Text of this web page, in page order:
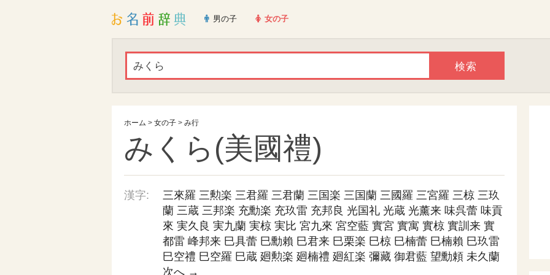
男の子 女の子
ホーム > 女の子 > み行
みくら(美國禮)
漢字: 三來羅 三勲楽 三君羅 三君蘭 三国楽 三国蘭 三國羅 三宮羅 三椋 三玖
蘭 三蔵 三邦楽 充勳楽 充玖雷 充邦良 光国礼 光蔵 光薰来 味呉蕾 味貢
來 実久良 実九蘭 実椋 実比 宮九來 宮空藍 實宮 實寓 實椋 實訓来 實
都雷 峰邦来 巳具蕾 巳勳賴 巳君来 巳栗楽 巳椋 巳楠蕾 巳楠賴 巳玖雷
巳空禮 巳空羅 巳蔵 廻勲楽 廻楠禮 廻紅楽 彌藏 御君藍 望勳頼 未久蘭
次へ →